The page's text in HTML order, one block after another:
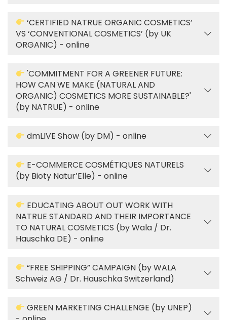
‘CERTIFIED NATRUE ORGANIC COSMETICS’
VS ‘CONVENTIONAL COSMETICS’ (by UK
ORGANIC) - online
'COMMITMENT FOR A GREENER FUTURE:
HOW CAN WE MAKE (NATURAL AND
ORGANIC) COSMETICS MORE SUSTAINABLE?'
(by NATRUE) - online
dmLIVE Show (by DM) - online
E-COMMERCE COSMÉTIQUES NATURELS
(by Bioty Natur’Elle) - online
EDUCATING ABOUT OUT WORK WITH
NATRUE STANDARD AND THEIR IMPORTANCE
TO NATURAL COSMETICS (by Wala / Dr.
Hauschka DE) - online
“FREE SHIPPING” CAMPAIGN (by WALA
Schweiz AG / Dr. Hauschka Switzerland)
GREEN MARKETING CHALLENGE (by UNEP)